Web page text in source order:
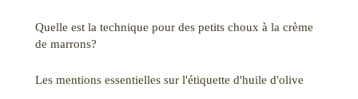
Quelle est la technique pour des petits choux à la crème
de marrons?
Les mentions essentielles sur l'étiquette d'huile d'olive